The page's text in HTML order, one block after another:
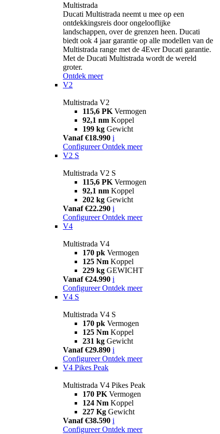
Multistrada
Ducati Multistrada neemt u mee op een
ontdekkingsreis door ongelooflijke
landschappen, over de grenzen heen. Ducati
biedt ook 4 jaar garantie op alle modellen van de
Multistrada range met de 4Ever Ducati garantie.
Met de Ducati Multistrada wordt de wereld
groter.
Ontdek meer
V2
Multistrada V2
115,6 PK Vermogen
92,1 nm Koppel
199 kg Gewicht
Vanaf €18.990 i
Configureer Ontdek meer
V2 S
Multistrada V2 S
115,6 PK Vermogen
92,1 nm Koppel
202 kg Gewicht
Vanaf €22.290 i
Configureer Ontdek meer
V4
Multistrada V4
170 pk Vermogen
125 Nm Koppel
229 kg GEWICHT
Vanaf €24.990 i
Configureer Ontdek meer
V4 S
Multistrada V4 S
170 pk Vermogen
125 Nm Koppel
231 kg Gewicht
Vanaf €29.890 i
Configureer Ontdek meer
V4 Pikes Peak
Multistrada V4 Pikes Peak
170 PK Vermogen
124 Nm Koppel
227 Kg Gewicht
Vanaf €38.590 i
Configureer Ontdek meer